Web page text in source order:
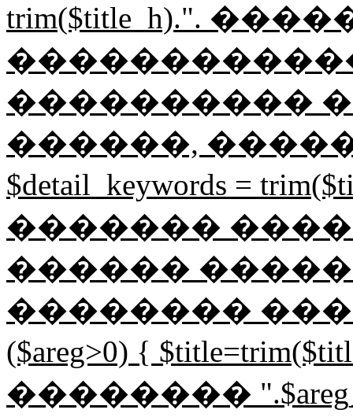
trim($title_h).".
������������
����������
������,
$detail_keywords =
�������
������
��������
($areg>0) {
��������